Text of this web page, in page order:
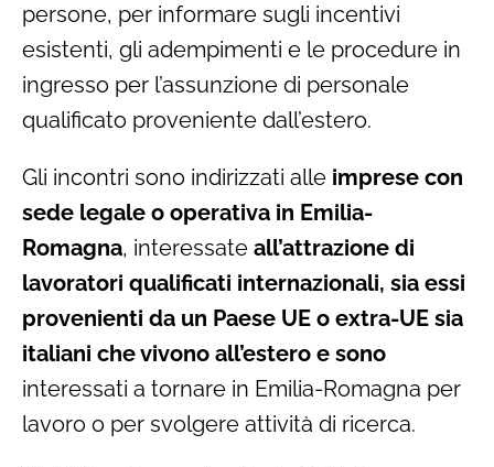
persone, per informare sugli incentivi
esistenti, gli adempimenti e le procedure in
ingresso per l’assunzione di personale
qualificato proveniente dall’estero.
Gli incontri sono indirizzati alle imprese con
sede legale o operativa in Emilia-
Romagna, interessate all’attrazione di
lavoratori qualificati internazionali, sia essi
provenienti da un Paese UE o extra-UE sia
italiani che vivono all’estero e sono
interessati a tornare in Emilia-Romagna per
lavoro o per svolgere attività di ricerca.